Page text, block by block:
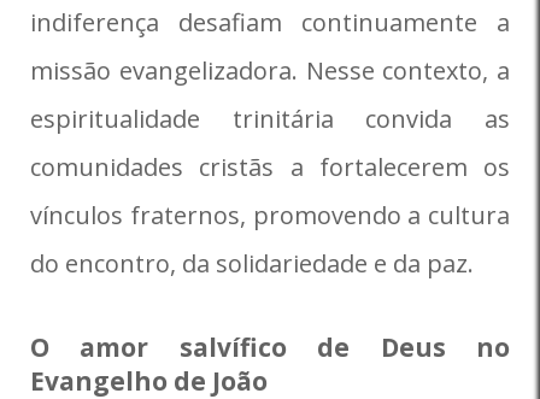
indiferença desafiam continuamente a
missão evangelizadora. Nesse contexto, a
espiritualidade trinitária convida as
comunidades cristãs a fortalecerem os
vínculos fraternos, promovendo a cultura
do encontro, da solidariedade e da paz.
O amor salvífico de Deus no
Evangelho de João